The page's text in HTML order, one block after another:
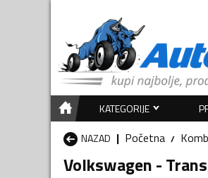
KATEGORIJE
NAZAD
Početna
Volkswagen -